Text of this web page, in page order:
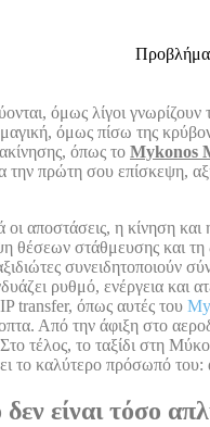
όμως λίγοι
όμως πίσω της
όπως το Mykonos
πρώτη σου επίσκεψη,
αποστάσεις, η κίνηση
θέσεων στάθμευσης και
συνειδητοποιούν
ρυθμό, ενέργεια και
transfer, όπως αυτές του
Από την άφιξη στο
τέλος, το ταξίδι στη
το καλύτερο πρόσωπό
είναι τόσο